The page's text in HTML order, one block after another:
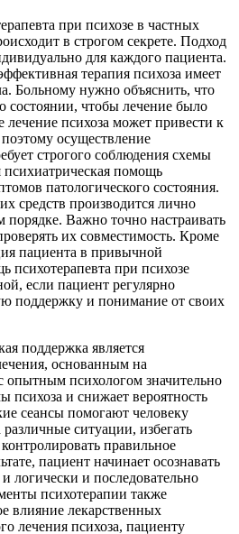
при психозе в частных
в строгом секрете. Подход
для каждого пациента.
терапия психоза имеет
Больному нужно объяснить, что
состоянии, чтобы лечение было
психоза может привести к
осуществление
строгого соблюдения схемы
психиатрическая помощь
патологического состояния.
средств производится лично
порядке. Важно точно настраивать
их совместимость. Кроме
пациента в привычной
психотерапевта при психозе
если пациент регулярно
поддержку и понимание от своих
поддержка является
основанным на
психологом значительно
психоза и снижает вероятность
сеансы помогают человеку
различные ситуации, избегать
правильное
пациент начинает осознавать
логически и последовательно
психотерапии также
влияние лекарственных
лечения психоза, пациенту